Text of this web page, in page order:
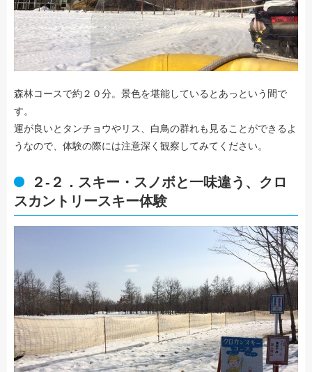
森林コースで約２０分。景色を堪能しているとあっという間で
す。
運が良いとタンチョウやリス、白鳥の群れも見ることができるよ
うなので、体験の際には注意深く観察してみてください。
２-２．スキー・スノボと一味違う、クロ
スカントリースキー体験